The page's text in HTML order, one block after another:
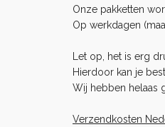
Onze pakketten
Op werkdagen
Let op, het is erg
Hierdoor kan je
Wij hebben helaas
Verzendkosten